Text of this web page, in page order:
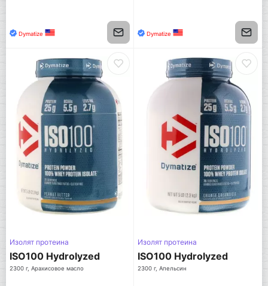
Dymatize Dymatize
Изолят протеина
ISO100 Hydrolyzed
2300 г, Арахисовое масло
Изолят протеина
ISO100 Hydrolyzed
2300 г, Апельсин